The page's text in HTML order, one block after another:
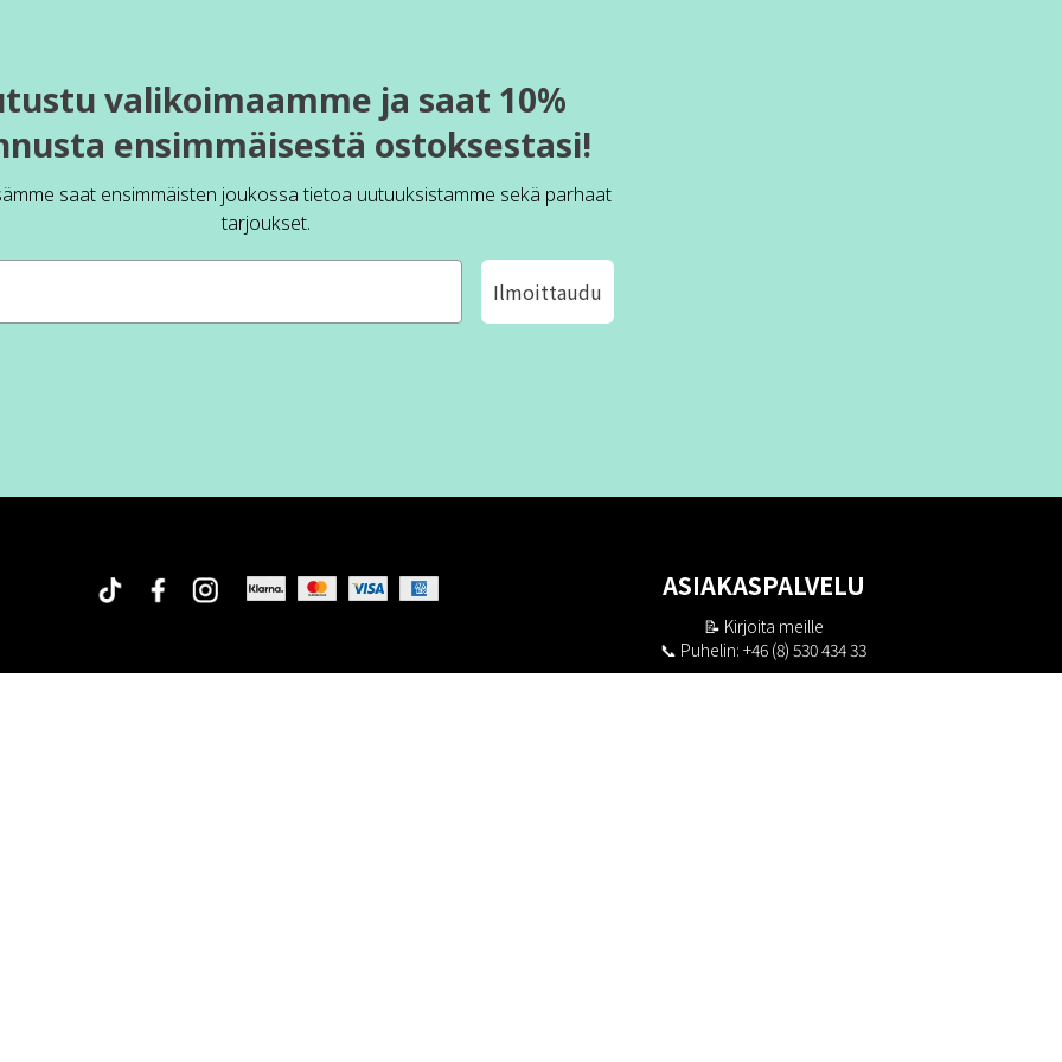
valikoimaamme ja saat 10%
ensimmäisestä ostoksestasi!
saat ensimmäisten joukossa tietoa uutuuksistamme sekä parhaat
tarjoukset.
Ilmoittaudu
ASIAKASPALVELU
📝 Kirjoita meille
📞 Puhelin: +46 (8) 530 434 33
Maanantai - Torstai klo 10.00 - 17.00